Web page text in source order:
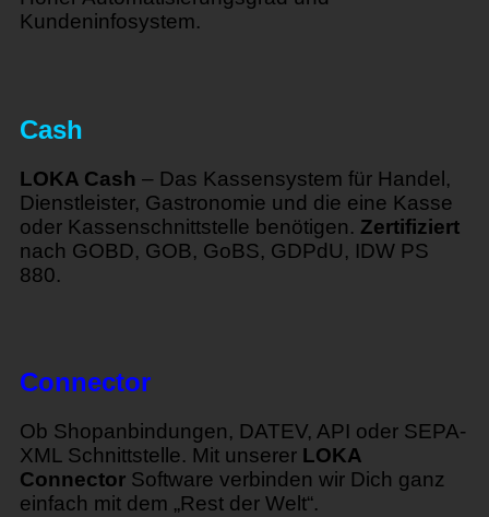
Kundeninfosystem.
Cash
LOKA Cash – Das Kassensystem für Handel,
Dienstleister, Gastronomie und die eine Kasse
oder Kassenschnittstelle benötigen. Zertifiziert
nach GOBD, GOB, GoBS, GDPdU, IDW PS
880.
Connector
Ob Shopanbindungen, DATEV, API oder SEPA-
XML Schnittstelle. Mit unserer LOKA
Connector Software verbinden wir Dich ganz
einfach mit dem „Rest der Welt“.